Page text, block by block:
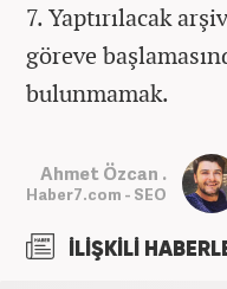
7. Yaptırılacak
göreve
bulunmamak.
Ahmet Özcan .
Haber7.com - SEO
İLİŞKİLİ